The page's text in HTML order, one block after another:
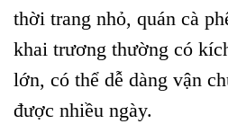
thời trang nhỏ, quán cà
khai trương thường có
lớn, có thể dễ dàng vận
được nhiều ngày.